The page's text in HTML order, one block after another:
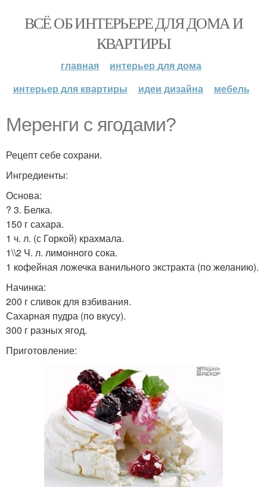
ВСЁ ОБ ИНТЕРЬЕРЕ ДЛЯ ДОМА И
КВАРТИРЫ
главная
интерьер для дома
интерьер для квартиры
идеи дизайна мебель
Меренги с ягодами?
Рецепт себе сохрани.
Ингредиенты:
Основа:
? 3. Белка.
150 г сахара.
1 ч. л. (с Горкой) крахмала.
1\\2 Ч. л. лимонного сока.
1 кофейная ложечка ванильного экстракта (по желанию).
Начинка:
200 г сливок для взбивания.
Сахарная пудра (по вкусу).
300 г разных ягод.
Приготовление: